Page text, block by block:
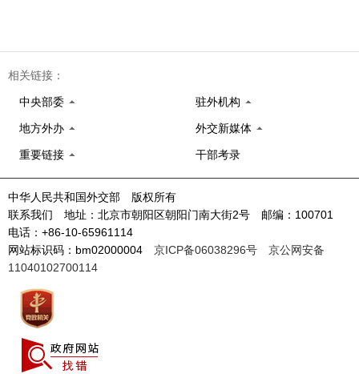
相关链接：
中央部委 驻外机构
地方外办 外交新媒体
重要链接 干部考录
中华人民共和国外交部 版权所有
联系我们 地址：北京市朝阳区朝阳门南大街2号 邮编：100701
电话：+86-10-65961114
网站标识码：bm02000004 京ICP备06038296号
京公网安备
11040102700114